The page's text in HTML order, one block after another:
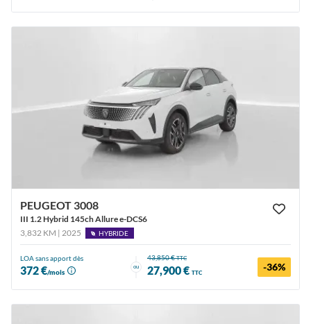
PEUGEOT 3008
III 1.2 Hybrid 145ch Allure e-DCS6
3,832 KM | 2025
HYBRIDE
LOA sans apport dès
372 €/mois
ou
43,850 €TTC
27,900 € TTC -36%